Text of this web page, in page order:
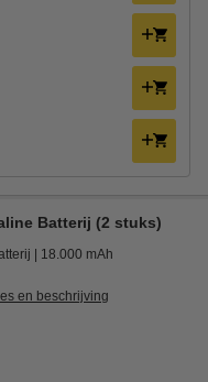
Batterij (2 stuks)
18.000 mAh
en beschrijving